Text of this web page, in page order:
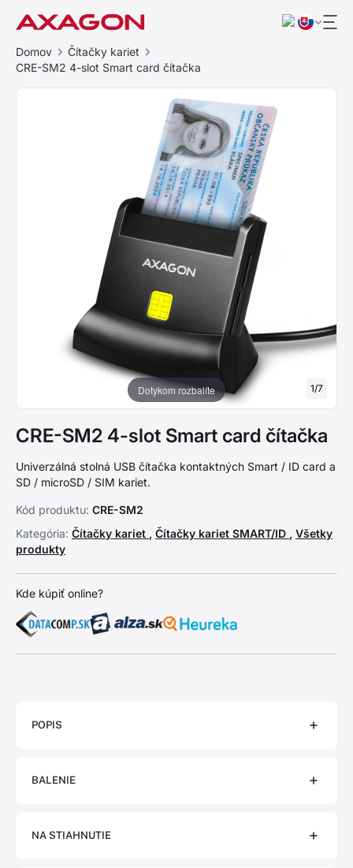
Domov
Čítačky kariet
CRE-SM2 4-slot Smart card čítačka
Dotykom rozbalíte 1/7
CRE-SM2 4-slot Smart card čítačka
Univerzálná stolná USB čítačka kontaktných Smart / ID card a
SD / microSD / SIM kariet.
Kód produktu: CRE-SM2
Kategória: Čítačky kariet , Čítačky kariet SMART/ID , Všetky
produkty
Kde kúpiť online?
POPIS
BALENIE
NA STIAHNUTIE